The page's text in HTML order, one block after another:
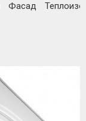
Фасад